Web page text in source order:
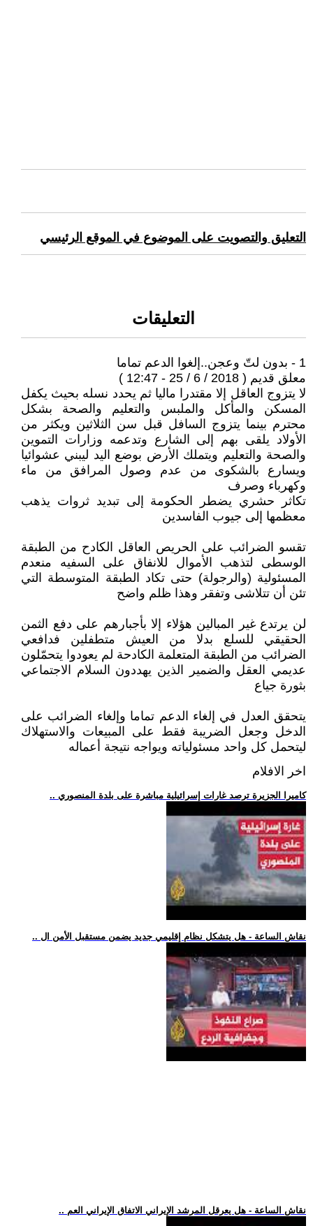
التعليق والتصويت على الموضوع في الموقع الرئيسي
التعليقات
1 - بدون لتّ وعجن..إلغوا الدعم تماما
معلق قديم ( 2018 / 6 / 25 - 12:47 )
لا يتزوج العاقل إلا مقتدرا ماليا ثم يحدد نسله بحيث يكفل
المسكن والمأكل والملبس والتعليم والصحة بشكل
محترم بينما يتزوج السافل قبل سن الثلاثين ويكثر من
الأولاد يلقى بهم إلى الشارع وتدعمه وزارات التموين
والصحة والتعليم ويتملك الأرض بوضع اليد ليبني عشوائيا
ويسارع بالشكوى من عدم وصول المرافق من ماء
وكهرباء وصرف
تكاثر حشري يضطر الحكومة إلى تبديد ثروات يذهب
معظمها إلى جيوب الفاسدين
تقسو الضرائب على الحريص العاقل الكادح من الطبقة
الوسطى لتذهب الأموال للانفاق على السفيه منعدم
المسئولية (والرجولة) حتى تكاد الطبقة المتوسطة التي
تئن أن تتلاشى وتفقر وهذا ظلم واضح
لن يرتدع غير المبالين هؤلاء إلا بأجبارهم على دفع الثمن
الحقيقي للسلع بدلا من العيش متطفلين فدافعي
الضرائب من الطبقة المتعلمة الكادحة لم يعودوا يتحمّلون
عديمي العقل والضمير الذين يهددون السلام الاجتماعي
بثورة جياع
يتحقق العدل في إلغاء الدعم تماما وإلغاء الضرائب على
الدخل وجعل الضريبة فقط على المبيعات والاستهلاك
ليتحمل كل واحد مسئولياته ويواجه نتيجة أعماله
اخر الافلام
.. كاميرا الجزيرة ترصد غارات إسرائيلية مباشرة على بلدة المنصوري
.. نقاش الساعة - هل يتشكل نظام إقليمي جديد يضمن مستقبل الأمن ال
.. نقاش الساعة - هل يعرقل المرشد الإيراني الاتفاق الإيراني العم